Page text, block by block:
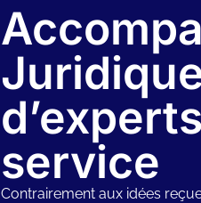
service
Contrairement aux idées